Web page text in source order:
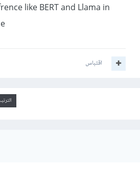
like BERT and Llama in
اقتباس